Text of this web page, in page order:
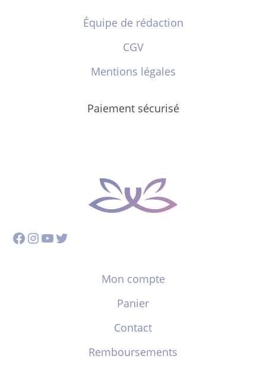
Équipe de rédaction
CGV
Mentions légales
Paiement sécurisé
Facebook
Instagram
YouTube
Twitter
Mon compte
Panier
Contact
Remboursements